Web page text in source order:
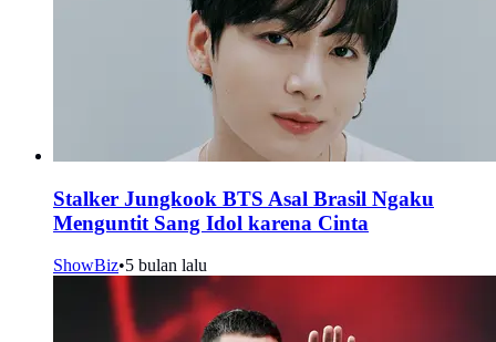
Stalker Jungkook BTS Asal Brasil Ngaku
Menguntit Sang Idol karena Cinta
ShowBiz•5 bulan lalu